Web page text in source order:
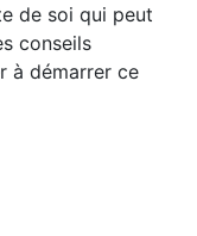
de soi qui peut
conseils
à démarrer ce